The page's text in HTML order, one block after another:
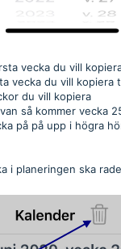
vecka du vill
vecka du vill kopiera
du vill kopiera
så kommer vecka
på på upp i högra
i planeringen ska